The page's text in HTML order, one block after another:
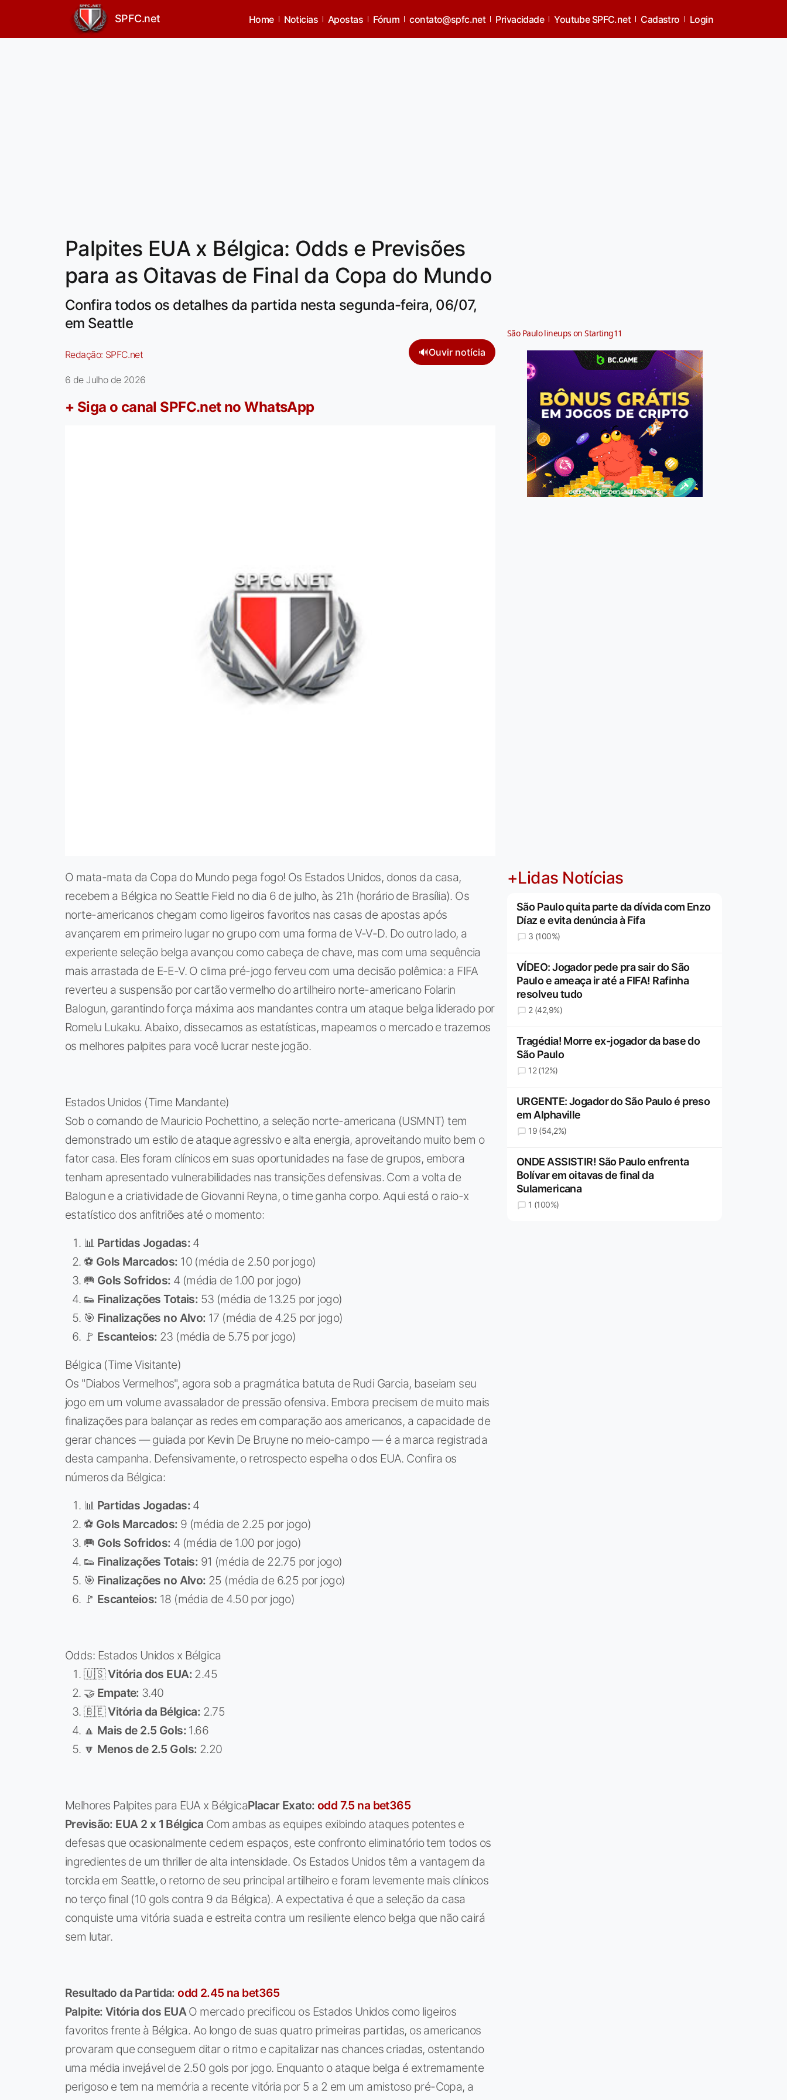
SPFC.net Home Noticias Apostas Fórum contato@spfc.net Privacidade Youtube SPFC.net Cadastro Login
Palpites EUA x Bélgica: Odds e Previsões
para as Oitavas de Final da Copa do Mundo
Confira todos os detalhes da partida nesta segunda-feira, 06/07,
em Seattle
Redação: SPFC.net 🔊Ouvir notícia
6 de Julho de 2026
+ Siga o canal SPFC.net no WhatsApp
O mata-mata da Copa do Mundo pega fogo! Os Estados Unidos, donos da casa,
recebem a Bélgica no Seattle Field no dia 6 de julho, às 21h (horário de Brasília). Os
norte-americanos chegam como ligeiros favoritos nas casas de apostas após
avançarem em primeiro lugar no grupo com uma forma de V-V-D. Do outro lado, a
experiente seleção belga avançou como cabeça de chave, mas com uma sequência
mais arrastada de E-E-V. O clima pré-jogo ferveu com uma decisão polêmica: a FIFA
reverteu a suspensão por cartão vermelho do artilheiro norte-americano Folarin
Balogun, garantindo força máxima aos mandantes contra um ataque belga liderado por
Romelu Lukaku. Abaixo, dissecamos as estatísticas, mapeamos o mercado e trazemos
os melhores palpites para você lucrar neste jogão.
Estados Unidos (Time Mandante)
Sob o comando de Mauricio Pochettino, a seleção norte-americana (USMNT) tem
demonstrado um estilo de ataque agressivo e alta energia, aproveitando muito bem o
fator casa. Eles foram clínicos em suas oportunidades na fase de grupos, embora
tenham apresentado vulnerabilidades nas transições defensivas. Com a volta de
Balogun e a criatividade de Giovanni Reyna, o time ganha corpo. Aqui está o raio-x
estatístico dos anfitriões até o momento:
📊 Partidas Jogadas:4
⚽ Gols Marcados: 10 (média de 2.50 por jogo)
🥅 Gols Sofridos: 4 (média de 1.00 por jogo)
👟 Finalizações Totais: 53 (média de 13.25 por jogo)
🎯 Finalizações no Alvo: 17 (média de 4.25 por jogo)
🚩 Escanteios: 23 (média de 5.75 por jogo)
Bélgica (Time Visitante)
Os "Diabos Vermelhos", agora sob a pragmática batuta de Rudi Garcia, baseiam seu
jogo em um volume avassalador de pressão ofensiva. Embora precisem de muito mais
finalizações para balançar as redes em comparação aos americanos, a capacidade de
gerar chances — guiada por Kevin De Bruyne no meio-campo — é a marca registrada
desta campanha. Defensivamente, o retrospecto espelha o dos EUA. Confira os
números da Bélgica:
📊 Partidas Jogadas:4
⚽ Gols Marcados: 9 (média de 2.25 por jogo)
🥅 Gols Sofridos: 4 (média de 1.00 por jogo)
👟 Finalizações Totais: 91 (média de 22.75 por jogo)
🎯 Finalizações no Alvo: 25 (média de 6.25 por jogo)
🚩 Escanteios: 18 (média de 4.50 por jogo)
Odds: Estados Unidos x Bélgica
🇺🇸Vitória dos EUA:2.45
🤝 Empate: 3.40
🇧🇪Vitória da Bélgica: 2.75
🔼 Mais de 2.5 Gols:1.66
🔽 Menos de 2.5 Gols: 2.20
Melhores Palpites para EUA x BélgicaPlacar Exato: odd 7.5 na bet365
Previsão: EUA 2 x 1 Bélgica Com ambas as equipes exibindo ataques potentes e
defesas que ocasionalmente cedem espaços, este confronto eliminatório tem todos os
ingredientes de um thriller de alta intensidade. Os Estados Unidos têm a vantagem da
torcida em Seattle, o retorno de seu principal artilheiro e foram levemente mais clínicos
no terço final (10 gols contra 9 da Bélgica). A expectativa é que a seleção da casa
conquiste uma vitória suada e estreita contra um resiliente elenco belga que não cairá
sem lutar.
Resultado da Partida: odd 2.45 na bet365
Palpite: Vitória dos EUAO mercado precificou os Estados Unidos como ligeiros
favoritos frente à Bélgica. Ao longo de suas quatro primeiras partidas, os americanos
provaram que conseguem ditar o ritmo e capitalizar nas chances criadas, ostentando
uma média invejável de 2.50 gols por jogo. Enquanto o ataque belga é extremamente
perigoso e tem na memória a recente vitória por 5 a 2 em um amistoso pré-Copa, a
São Paulo lineups on Starting11
Jogue com responsabilidade. 18+
+Lidas Notícias
São Paulo quita parte da dívida com Enzo
Díaz e evita denúncia à Fifa
3 (100%)
VÍDEO: Jogador pede pra sair do São
Paulo e ameaça ir até a FIFA! Rafinha
resolveu tudo
2 (42,9%)
Tragédia! Morre ex-jogador da base do
São Paulo
12 (12%)
URGENTE: Jogador do São Paulo é preso
em Alphaville
19 (54,2%)
ONDE ASSISTIR! São Paulo enfrenta
Bolívar em oitavas de final da
Sulamericana
1 (100%)